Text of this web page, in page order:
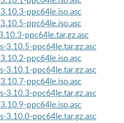
ppc64le.iso.asc
ppc64le.iso.asc
ppc64le.tar.gz.asc
3.10.5-ppc64le.tar.gz.asc
ppc64le.iso.asc
3.10.1-ppc64le.tar.gz.asc
ppc64le.iso.asc
3.10.3-ppc64le.tar.gz.asc
ppc64le.iso.asc
3.10.0-ppc64le.tar.gz.asc